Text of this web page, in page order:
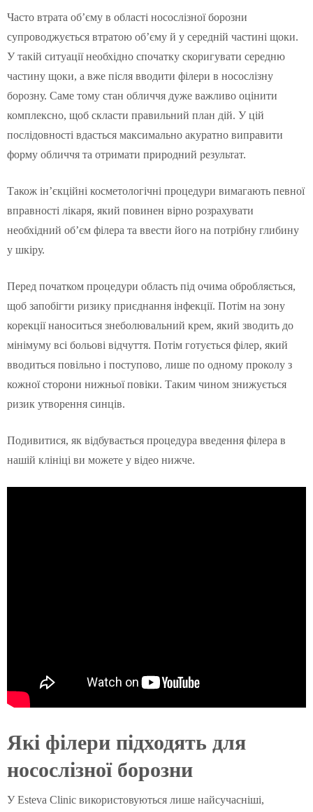
Часто втрата об’єму в області носослізної борозни
супроводжується втратою об’єму й у середній частині щоки.
У такій ситуації необхідно спочатку скоригувати середню
частину щоки, а вже після вводити філери в носослізну
борозну. Саме тому стан обличчя дуже важливо оцінити
комплексно, щоб скласти правильний план дій. У цій
послідовності вдасться максимально акуратно виправити
форму обличчя та отримати природний результат.
Також ін’єкційні косметологічні процедури вимагають певної
вправності лікаря, який повинен вірно розрахувати
необхідний об’єм філера та ввести його на потрібну глибину
у шкіру.
Перед початком процедури область під очима обробляється,
щоб запобігти ризику приєднання інфекції. Потім на зону
корекції наноситься знеболювальний крем, який зводить до
мінімуму всі больові відчуття. Потім готується філер, який
вводиться повільно і поступово, лише по одному проколу з
кожної сторони нижньої повіки. Таким чином знижується
ризик утворення синців.
Подивитися, як відбувається процедура введення філера в
нашій клініці ви можете у відео нижче.
Які філери підходять для
носослізної борозни
У Esteva Clinic використовуються лише найсучасніші,